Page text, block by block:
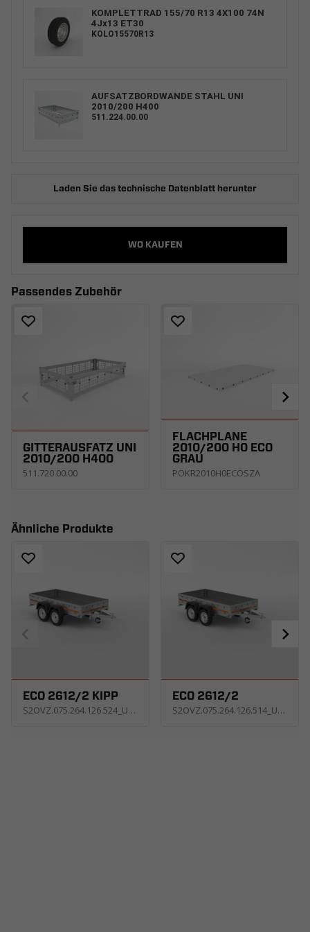
KOMPLETTRAD 155/70 R13 4X100 74N
4Jx13 ET30
KOLO15570R13
AUFSATZBORDWANDE STAHL UNI
2010/200 H400
511.224.00.00
Laden Sie das technische Datenblatt herunter
WO KAUFEN
Passendes Zubehör
GITTERAUSFATZ UNI
2010/200 H400
511.720.00.00
FLACHPLANE
2010/200 H0 ECO
GRAU
POKR2010H0ECOSZA
Ähnliche Produkte
ECO 2612/2 KIPP
S2OVZ.075.264.126.524_USNE
ECO 2612/2
S2OVZ.075.264.126.514_USNE